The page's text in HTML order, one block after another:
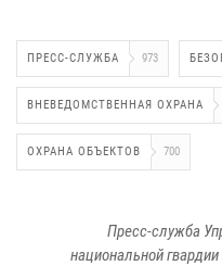
ПРЕСС-СЛУЖБА 973
ВНЕВЕДОМСТВЕННАЯ ОХРАНА
ОХРАНА ОБЪЕКТОВ 700
Пресс-служба
национальной